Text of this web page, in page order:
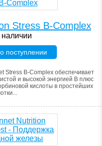
Stress B-Complex
наличии
поступлении
Stress B-Complex обеспечивает
и высокой энергией B плюс
кислоты в простейших